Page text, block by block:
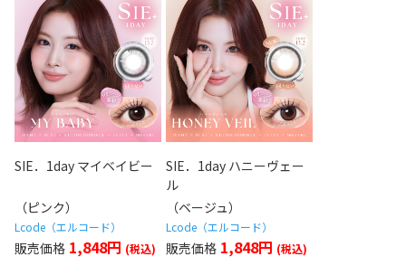
SIE．1day マイベイビー
（ピンク）
Lcode（エルコード）
1,848円
SIE．1day ハニーヴェー
ル
（ベージュ）
Lcode（エルコード）
1,848円